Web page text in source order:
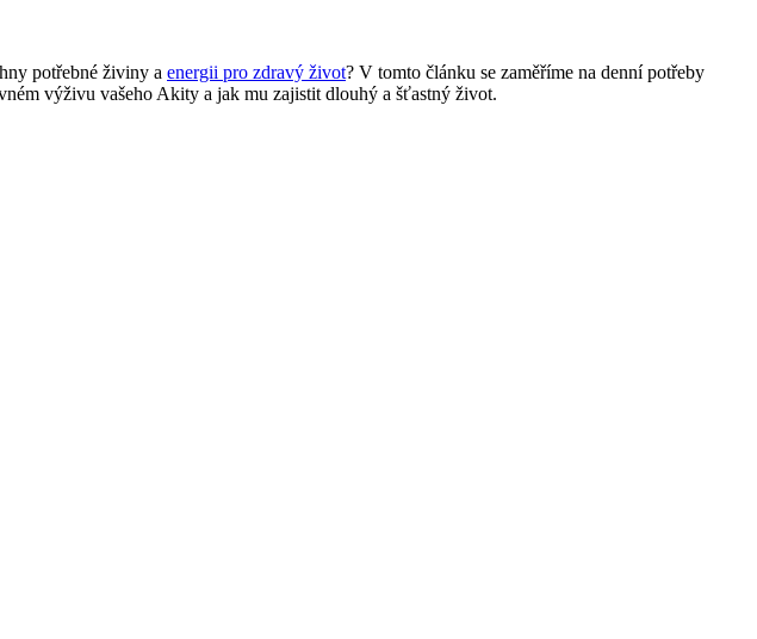
potřebné živiny a energii pro zdravý život? V tomto článku se zaměříme na denní potřeby
výživu vašeho Akity a jak mu zajistit dlouhý a šťastný život.